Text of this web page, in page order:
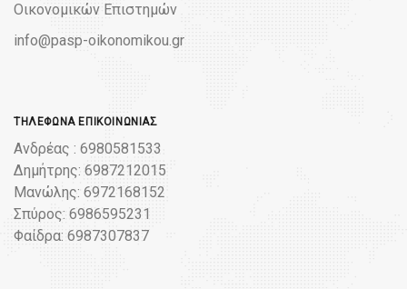
Οικονομικών Επιστημών
info@pasp-oikonomikou.gr
ΤΗΛΈΦΩΝΑ ΕΠΙΚΟΙΝΩΝΊΑΣ
Ανδρέας : 6980581533
Δημήτρης: 6987212015
Μανώλης: 6972168152
Σπύρος: 6986595231
Φαίδρα: 6987307837